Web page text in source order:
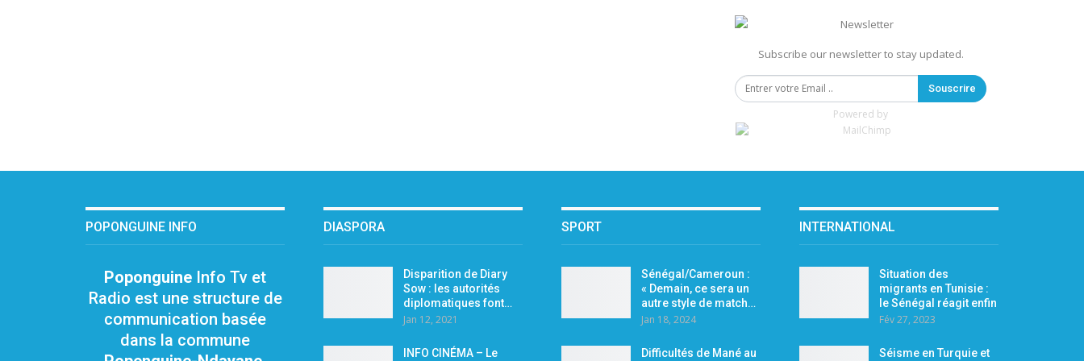
Subscribe our newsletter to stay updated.
Souscrire
Powered by
POPONGUINE INFO
Poponguine Info Tv et
Radio est une structure de
communication basée
dans la commune
DIASPORA
Disparition de Diary
Sow : les autorités
diplomatiques font…
Jan 12, 2021
INFO CINÉMA – Le
SPORT
Sénégal/Cameroun :
« Demain, ce sera un
autre style de match…
Jan 18, 2024
Difficultés de Mané au
INTERNATIONAL
Situation des
migrants en Tunisie :
le Sénégal réagit enfin
Fév 27, 2023
Séisme en Turquie et